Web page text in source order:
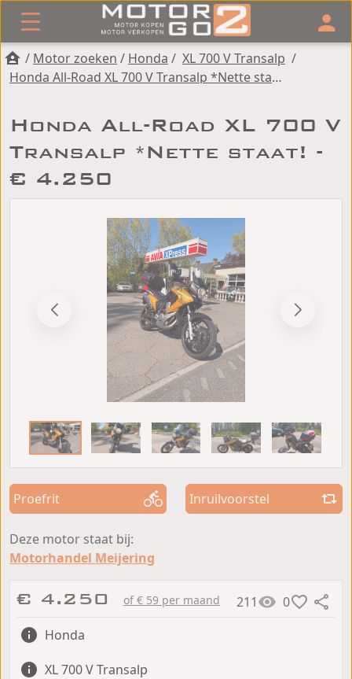
/ Motor zoeken / Honda / XL 700 V Transalp /
Honda All-Road XL 700 V Transalp *Nette staat!
Honda All-Road XL 700 V
Transalp *Nette staat! -
€ 4.250
Proefrit Inruilvoorstel
Deze motor staat bij:
Motorhandel Meijering
€ 4.250 of € 59 per maand 211
0
Honda
XL 700 V Transalp